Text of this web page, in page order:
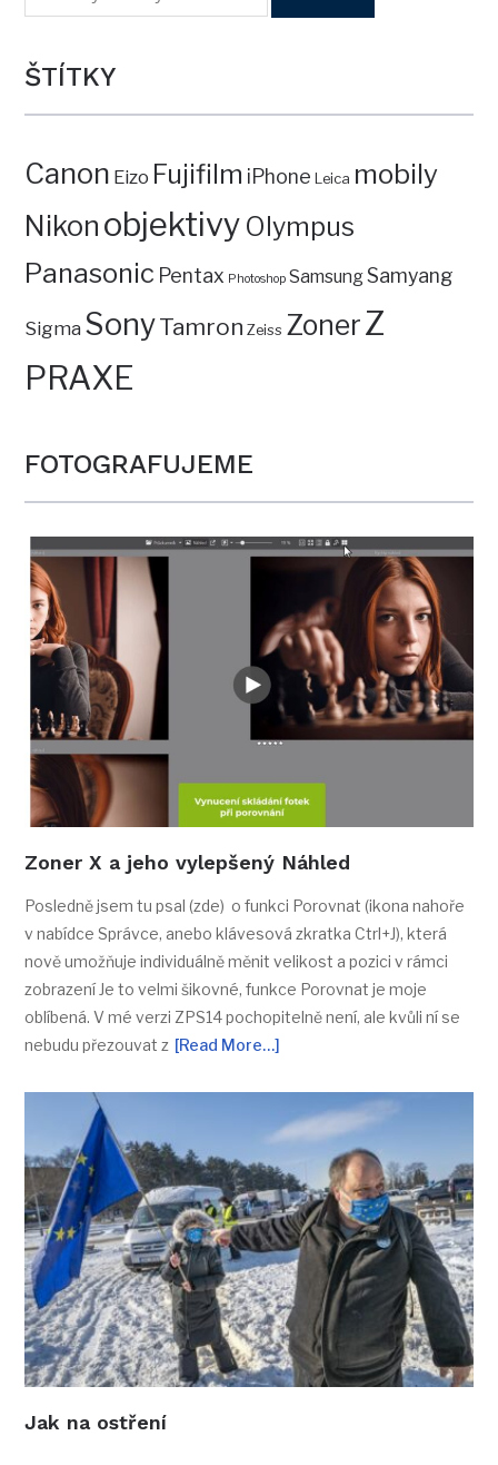
ŠTÍTKY
Canon Eizo Fujifilm iPhone Leica mobily
Nikon objektivy Olympus
Panasonic Pentax Photoshop SamsungSamyang
Sigma SonyTamron Zeiss ZonerZ
PRAXE
FOTOGRAFUJEME
Zoner X a jeho vylepšený Náhled
Posledně jsem tu psal (zde) o funkci Porovnat (ikona nahoře
v nabídce Správce, anebo klávesová zkratka Ctrl+J), která
nově umožňuje individuálně měnit velikost a pozici v rámci
zobrazení Je to velmi šikovné, funkce Porovnat je moje
oblíbená. V mé verzi ZPS14 pochopitelně není, ale kvůli ní se
nebudu přezouvat z [Read More…]
Jak na ostření